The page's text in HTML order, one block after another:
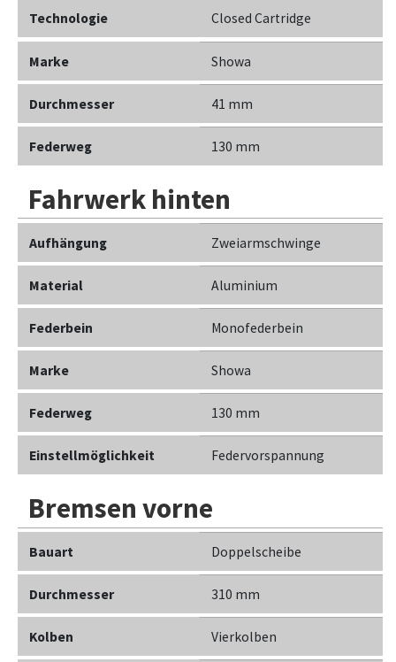
Technologie Closed Cartridge
Marke Showa
Durchmesser 41 mm
Federweg 130 mm
Fahrwerk hinten
Aufhängung Zweiarmschwinge
Material Aluminium
Federbein Monofederbein
Marke Showa
Federweg 130 mm
Einstellmöglichkeit Federvorspannung
Bremsen vorne
Bauart Doppelscheibe
Durchmesser 310 mm
Kolben Vierkolben